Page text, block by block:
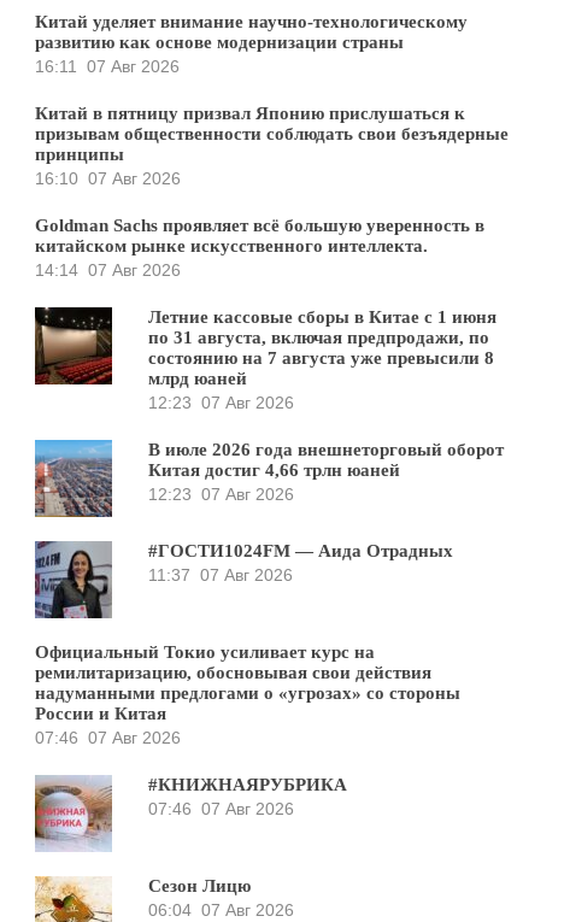
Китай уделяет внимание научно-технологическому
развитию как основе модернизации страны
16:11
07 Авг 2026
Китай в пятницу призвал Японию прислушаться к
призывам общественности соблюдать свои безъядерные
принципы
16:10 07 Авг 2026
Goldman Sachs проявляет всё большую уверенность в
китайском рынке искусственного интеллекта.
14:14 07 Авг 2026
Летние кассовые сборы в Китае с 1 июня
по 31 августа, включая предпродажи, по
состоянию на 7 августа уже превысили 8
млрд юаней
12:23 07 Авг 2026
В июле 2026 года внешнеторговый оборот
Китая достиг 4,66 трлн юаней
12:23 07 Авг 2026
#ГОСТИ1024FM — Аида Отрадных
11:37 07 Авг 2026
Официальный Токио усиливает курс на
ремилитаризацию, обосновывая свои действия
надуманными предлогами о «угрозах» со стороны
России и Китая
07:46 07 Авг 2026
#КНИЖНАЯРУБРИКА
07:46 07 Авг 2026
Сезон Лицю
06:04 07 Авг 2026